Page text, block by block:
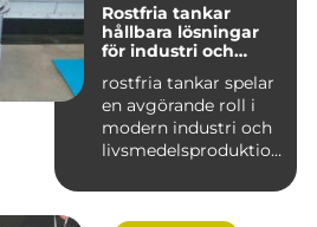
Rostfria tankar
hållbara lösningar
för industri och
rostfria tankar spelar
en avgörande roll i
modern industri och
livsmedelsproduktion.